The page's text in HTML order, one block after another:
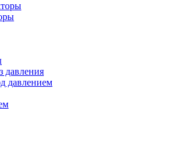
давления
давлением